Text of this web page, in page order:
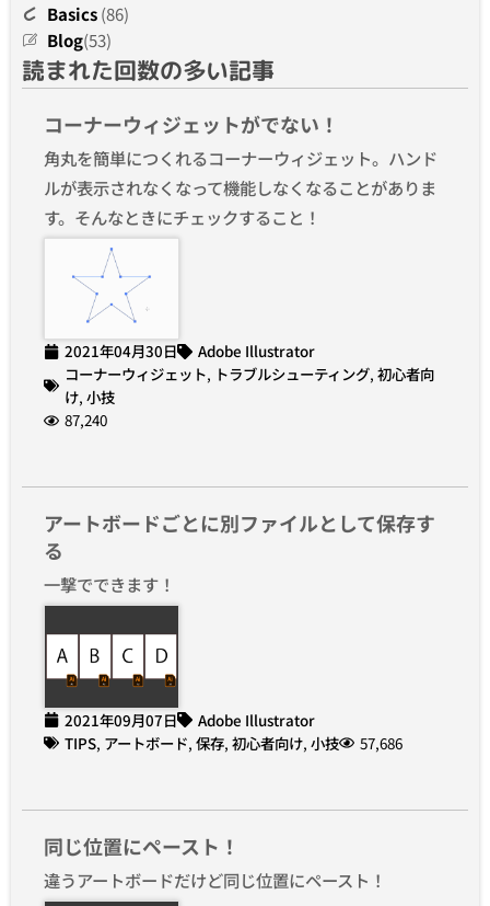
Basics(86)
Blog(53)
読まれた回数の多い記事
コーナーウィジェットがでない！
角丸を簡単につくれるコーナーウィジェット。ハンド
ルが表示されなくなって機能しなくなることがありま
す。そんなときにチェックすること！
2021年04月30日
Adobe Illustrator
コーナーウィジェット, トラブルシューティング, 初心者向
け, 小技
87,240
アートボードごとに別ファイルとして保存す
る
一撃でできます！
2021年09月07日
Adobe Illustrator
TIPS, アートボード, 保存, 初心者向け, 小技 57,686
同じ位置にペースト！
違うアートボードだけど同じ位置にペースト！